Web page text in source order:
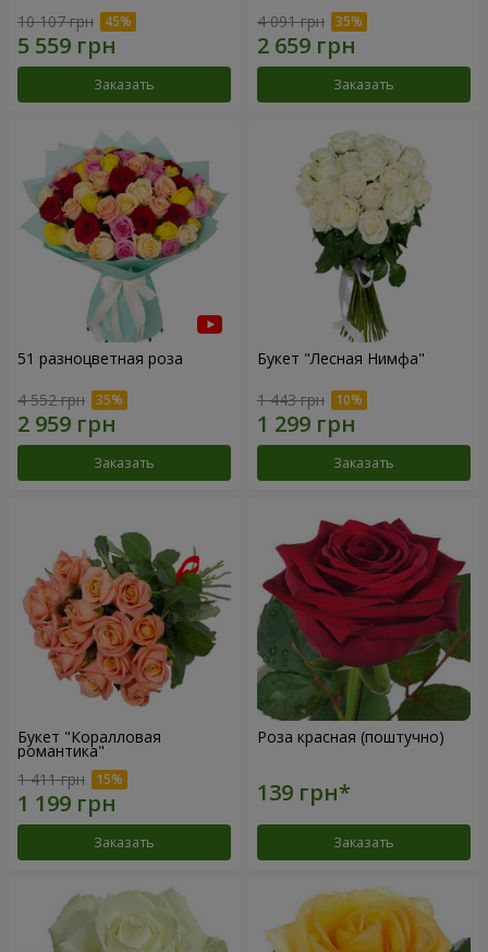
10 107 грн
Заказать
4 091 грн
Заказать
51 разноцветная роза
4 552 грн
Заказать
Букет "Лесная Нимфа"
1 443 грн
Заказать
Букет "Коралловая
романтика"
1 411 грн
Заказать
Роза красная (поштучно)
Заказать